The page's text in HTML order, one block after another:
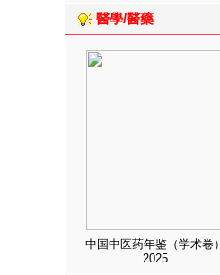
醫學/醫藥
中国中医药年鉴（学术卷）
2025